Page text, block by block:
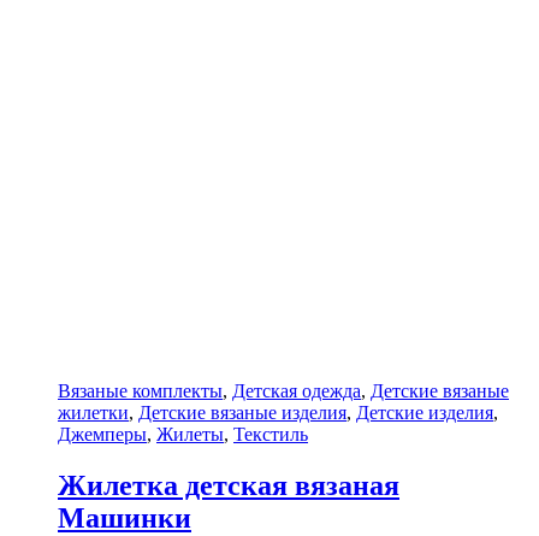
Вязаные комплекты, Детская одежда, Детские вязаные
жилетки, Детские вязаные изделия, Детские изделия,
Джемперы, Жилеты, Текстиль
Жилетка детская вязаная
Машинки